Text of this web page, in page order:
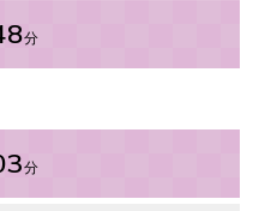
分
分